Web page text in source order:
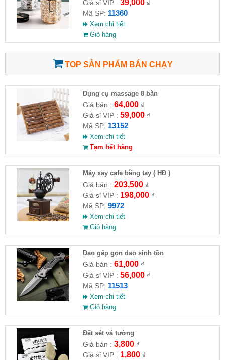
Giá sỉ VIP : 39,000₫
Mã SP: 11360
Xem chi tiết
Giỏ hàng
TOP SẢN PHẨM BÁN CHẠY
Dụng cụ massage 8 bàn
Giá bán : 64,000₫
Giá sỉ VIP : 59,000₫
Mã SP: 13152
Xem chi tiết
Tạm hết hàng
Máy xay cafe bằng tay ( HĐ )
Giá bán : 203,500₫
Giá sỉ VIP : 198,000₫
Mã SP: 9972
Xem chi tiết
Giỏ hàng
Dao gấp gọn dao sinh tồn
Giá bán : 61,000₫
Giá sỉ VIP : 56,000₫
Mã SP: 11513
Xem chi tiết
Giỏ hàng
Đất sét vá tường
Giá bán : 3,800₫
Giá sỉ VIP : 1,800₫